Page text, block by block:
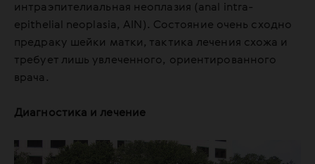
интраэпителиальная неоплазия (anal intra-
epithelial neoplasia, AIN). Состояние очень сходно
предраку шейки матки, тактика лечения схожа и
требует лишь увлеченного, ориентированного
врача.
Диагностика и лечение